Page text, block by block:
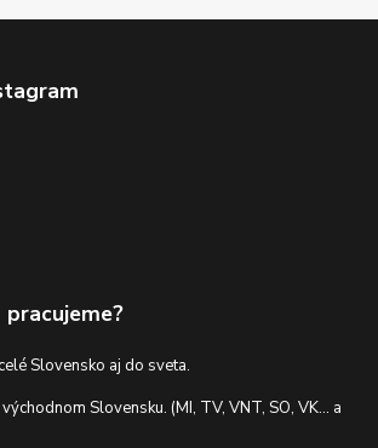
Slovensko aj do sveta.
Slovensku. (MI, TV, VNT, SO, VK... a